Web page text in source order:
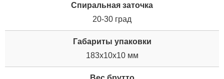
Спиральная заточка
20-30 град
Габариты упаковки
183x10x10 мм